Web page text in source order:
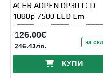
ACER AOPEN QP30 LCD
1080p 7500 LED Lm
126.00€
246.43лв. на
КУПИ